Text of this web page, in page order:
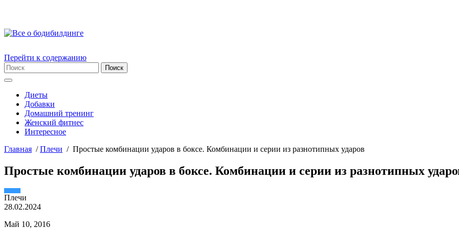
Перейти к содержанию
Диеты
Добавки
Домашний тренинг
Женский фитнес
Интересное
Главная /Плечи / Простые комбинации ударов в боксе. Комбинации и серии из разнотипных ударов
Простые комбинации ударов в боксе. Комбинации и серии из разнотипных
Плечи
28.02.2024
Май 10, 2016